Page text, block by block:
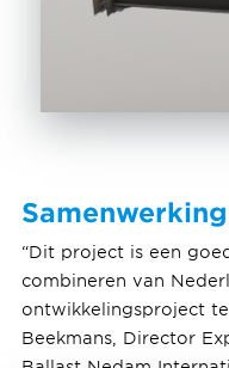
“Dit project is een
combineren van
ontwikkelingsproject
Beekmans, Director